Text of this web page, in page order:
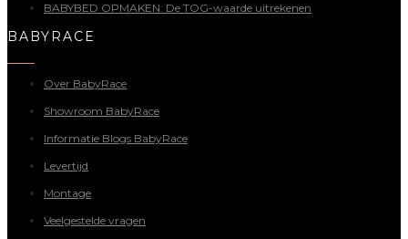
BABYBED OPMAKEN: De TOG-waarde uitrekenen
BABYRACE
Over BabyRace
Showroom BabyRace
Informatie Blogs BabyRace
Levertijd
Montage
Veelgestelde vragen